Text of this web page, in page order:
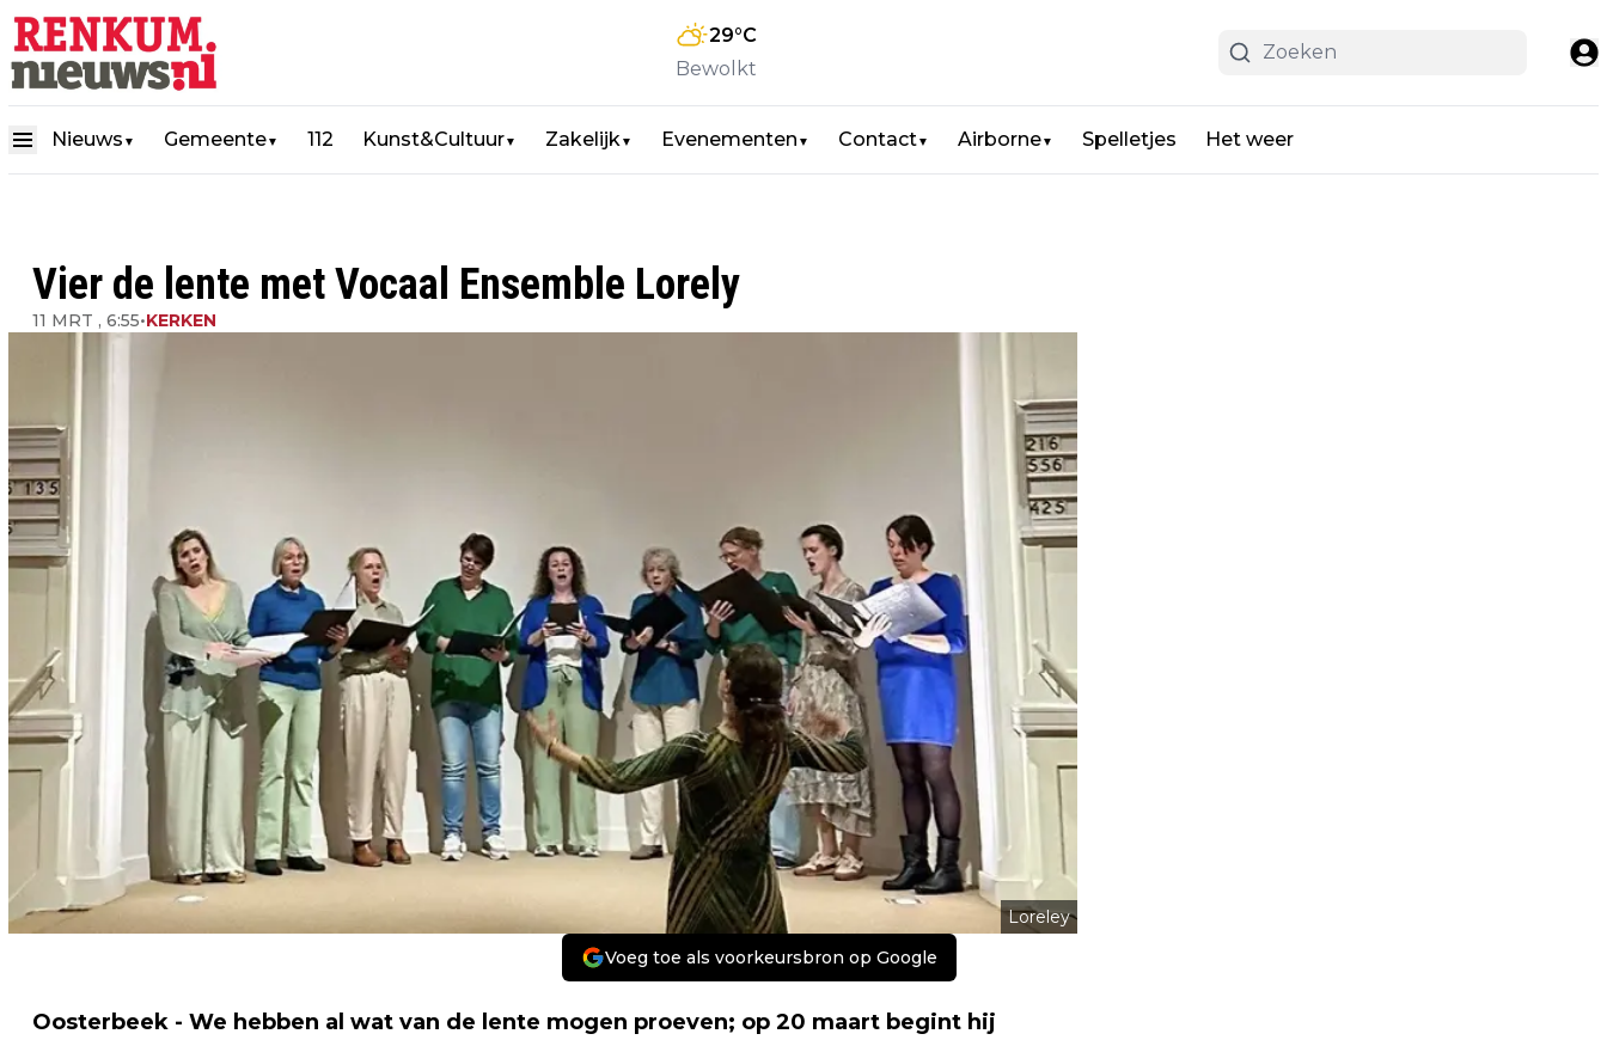
29°C
Bewolkt
Nieuws ▼ Gemeente▼ 112 Kunst&Cultuur▼ Zakelijk▼ Evenementen ▼ Contact▼ Airborne▼ Spelletjes Het weer
Vier de lente met Vocaal Ensemble Lorely
11 MRT , 6:55•KERKEN
Loreley
Voeg toe als voorkeursbron op Google
Oosterbeek - We hebben al wat van de lente mogen proeven; op 20 maart begint hij